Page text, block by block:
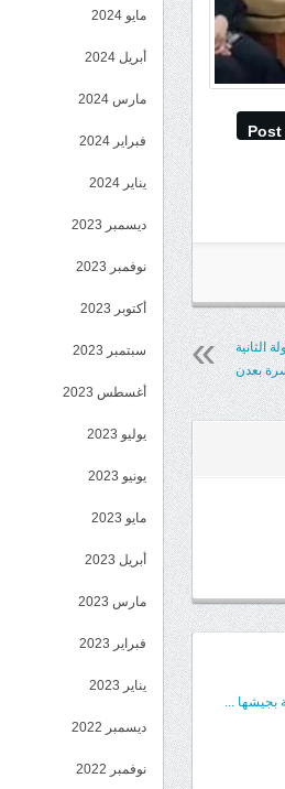
Post
الثانية
بعدن
بجيشها ...
مايو 2024
أبريل 2024
مارس 2024
فبراير 2024
يناير 2024
ديسمبر 2023
نوفمبر 2023
أكتوبر 2023
سبتمبر 2023
أغسطس 2023
يوليو 2023
يونيو 2023
مايو 2023
أبريل 2023
مارس 2023
فبراير 2023
يناير 2023
ديسمبر 2022
نوفمبر 2022